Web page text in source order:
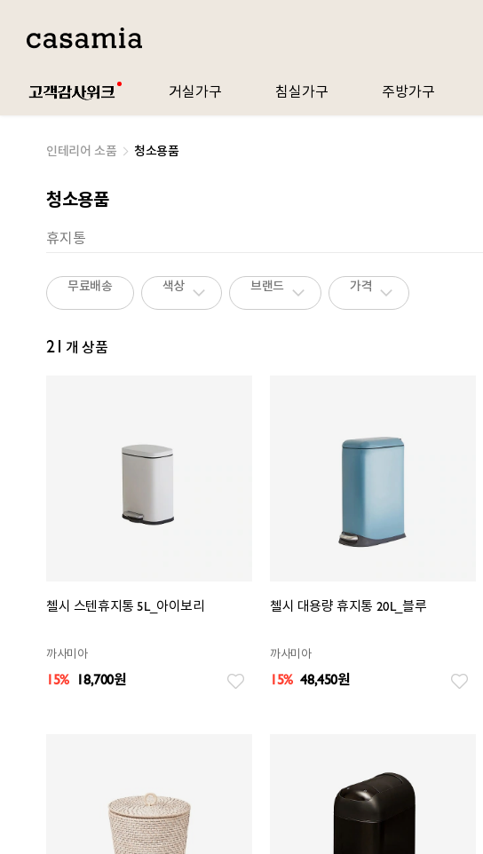
거실가구 침실가구 주방가구
인테리어 소품 청소용품
청소용품
휴지통
무료배송 색상 브랜드 가격
21 개 상품
첼시 스텐휴지통 5L_아이보리
까사미아
15% 18,700원
첼시 대용량 휴지통 20L_블루
까사미아
15% 48,450원